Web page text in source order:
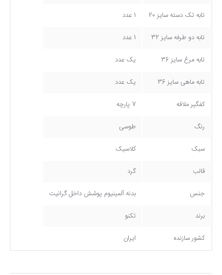
تابه تک دسته سایز 20 1 عدد
تابه دو طرفه سایز 32 1 عدد
تابه مرغ سایز 36 یک عدد
تابه ماهی سایز 36 یک عدد
کفگیر ملاقه 7 پارچه
رنگ طوسی
سبک کلاسیک
قالب گرد
جنس بدنه آلمینیوم پوشش داخل گرانیت
برند تکنو
کشور سازنده ایران